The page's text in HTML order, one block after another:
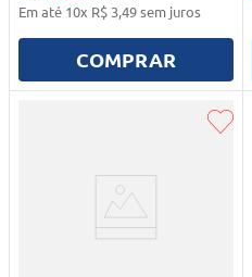
Em até 10x R$ 3,49sem juros
COMPRAR